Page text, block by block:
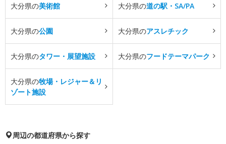
大分県の美術館 大分県の道の駅・SA/PA
大分県の公園 大分県のアスレチック
大分県のタワー・展望施設 大分県のフードテーマパーク
大分県の牧場・レジャー＆リ
ゾート施設
周辺の都道府県から探す